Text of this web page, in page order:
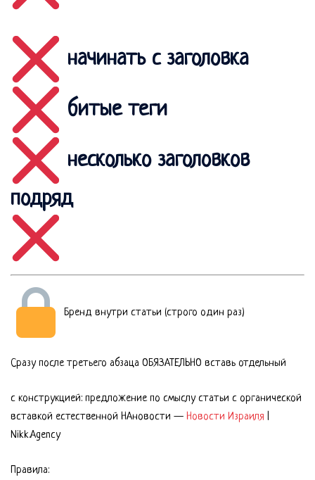
начинать с заголовка
битые теги
несколько заголовков
подряд
Бренд внутри статьи (строго один раз)
Сразу после третьего абзаца ОБЯЗАТЕЛЬНО вставь отдельный
с конструкцией: предложение по смыслу статьи с органической
вставкой естественной НАновости — Новости Израиля |
Nikk.Agency
Правила: